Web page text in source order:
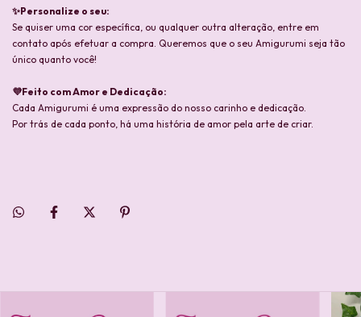
✨Personalize o seu:
Se quiser uma cor específica, ou qualquer outra alteração, entre em
contato após efetuar a compra. Queremos que o seu Amigurumi seja tão
único quanto você!
💜Feito com Amor e Dedicação:
Cada Amigurumi é uma expressão do nosso carinho e dedicação.
Por trás de cada ponto, há uma história de amor pela arte de criar.